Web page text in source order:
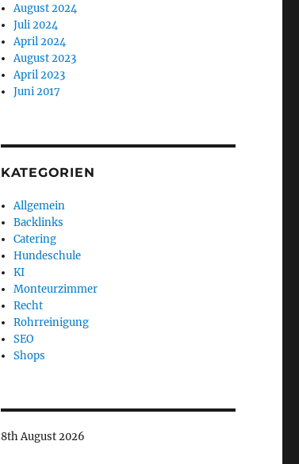
August 2024
Juli 2024
April 2024
August 2023
April 2023
Juni 2017
KATEGORIEN
Allgemein
Backlinks
Catering
Hundeschule
KI
Monteurzimmer
Recht
Rohrreinigung
SEO
Shops
8th August 2026